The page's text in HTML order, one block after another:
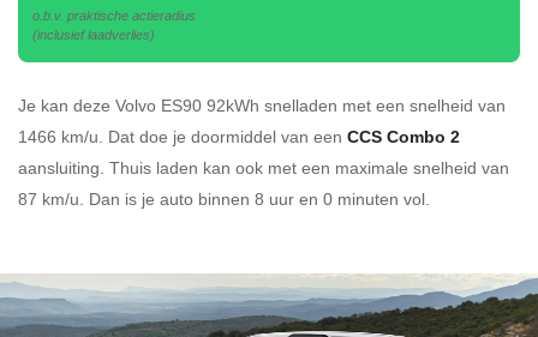
o.b.v. praktische actieradius
(inclusief laadverlies)
Je kan deze Volvo ES90 92kWh snelladen met een snelheid van
1466 km/u. Dat doe je doormiddel van een CCS Combo 2
aansluiting. Thuis laden kan ook met een maximale snelheid van
87 km/u. Dan is je auto binnen 8 uur en 0 minuten vol.